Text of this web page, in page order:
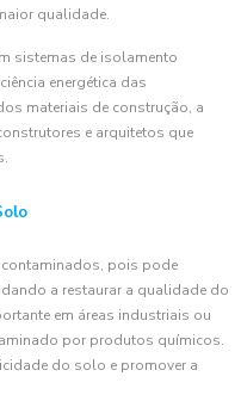
qualidade.
sistemas de isolamento
energética das
materiais de construção, a
e arquitetos que
pois pode
a restaurar a qualidade do
em áreas industriais ou
por produtos químicos.
do solo e promover a